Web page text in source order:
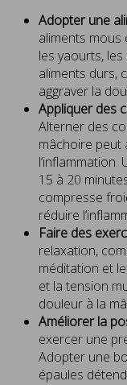
Adopter une
aliments mous
les yaourts,
aliments durs,
aggraver la
Appliquer des
Alterner des
mâchoire peut
15 à 20
compresse
réduire
Faire des
relaxation,
méditation et
et la tension
douleur à la
Améliorer la
exercer une
Adopter une
épaules